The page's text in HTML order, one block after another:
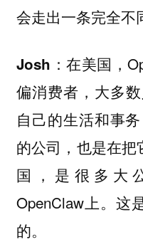
会走出一条完全不
Josh ：在美国，
偏消费者，大多
自己的生活和事
的公司，也是在
国，是很多大
OpenClaw上。这
的。